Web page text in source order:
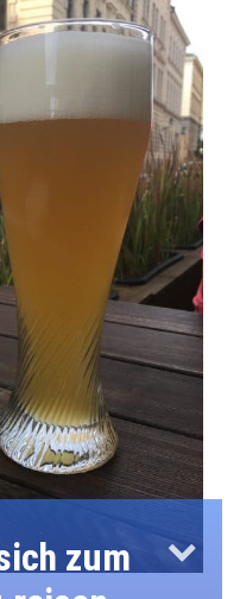
zum